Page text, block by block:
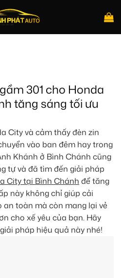
301 cho Honda
tăng sáng tối ưu
City và cảm thấy đèn zin
vào ban đêm hay trong
Khánh ở Bình Chánh cũng
tự và đã tìm đến giải pháp
City tại Bình Chánh để tăng
này không chỉ giúp cải
toàn mà còn mang lại vẻ
cho xế yêu của bạn. Hãy
pháp hiệu quả này nhé!